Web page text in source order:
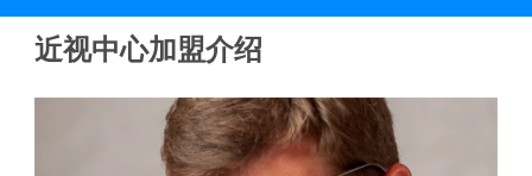
近视中心加盟介绍